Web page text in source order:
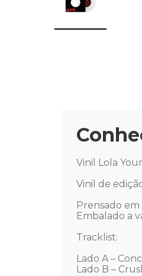
Vinil Lola
Vinil de
Prensado
Embalado a
Tracklist:
Lado A –
Lado B –